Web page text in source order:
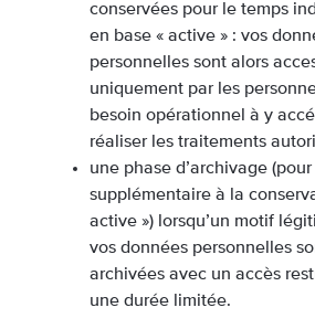
conservées pour le temps
en base « active » : vos
personnelles sont alors
uniquement par les
besoin opérationnel à y
réaliser les traitements
une phase d’archivage
supplémentaire à la
active ») lorsqu’un motif
vos données personnelles
archivées avec un accès
une durée limitée.